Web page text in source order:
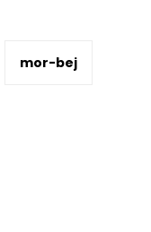
mor-bej